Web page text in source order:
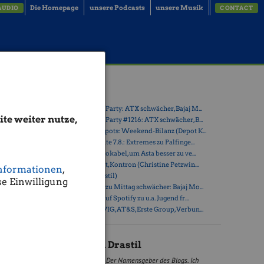
weiter nutze,
,
Einwilligung
Die Homepage unsere Podcasts unsere Musik CONTACT
einfach
» Wiener Börse Party: ATX schwächer, Bajaj M...
» Wiener Börse Party #1216: ATX schwächer, B...
» Österreich-Depots: Weekend-Bilanz (Depot K...
» Börsegeschichte 7.8.: Extremes zu Palfinge...
» Nachlese: 10 Vokabel, um Asta besser zu ve...
» PIR-News: Post, Kontron (Christine Petzwin...
» (Christian Drastil)
» Wiener Börse zu Mittag schwächer: Bajaj Mo...
» Börse-Inputs auf Spotify zu u.a. Jugend fr...
» ATX-Trends: VIG, AT&S, Erste Group, Verbun...
Christian Drastil
Der Namensgeber des Blogs. Ich